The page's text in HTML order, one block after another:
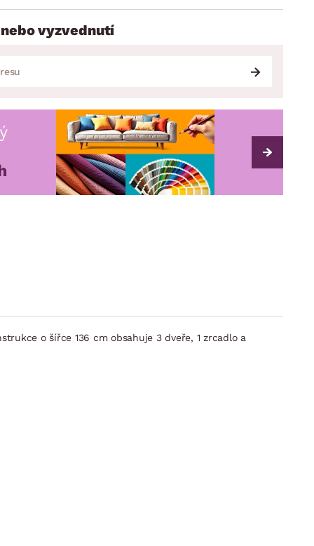
vyzvednutí
o šířce 136 cm obsahuje 3 dveře, 1 zrcadlo a